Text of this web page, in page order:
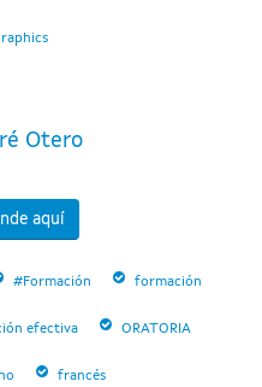
Otero
aquí
#Formación formación
efectiva ORATORIA
francés